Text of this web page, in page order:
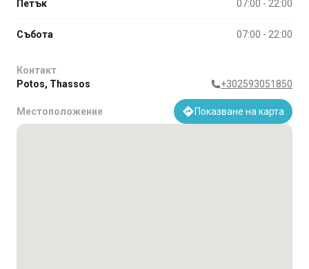
Петък 07:00 - 22:00
Събота 07:00 - 22:00
Контакт
Potos, Thassos
+302593051850
Местоположение Показване на карта